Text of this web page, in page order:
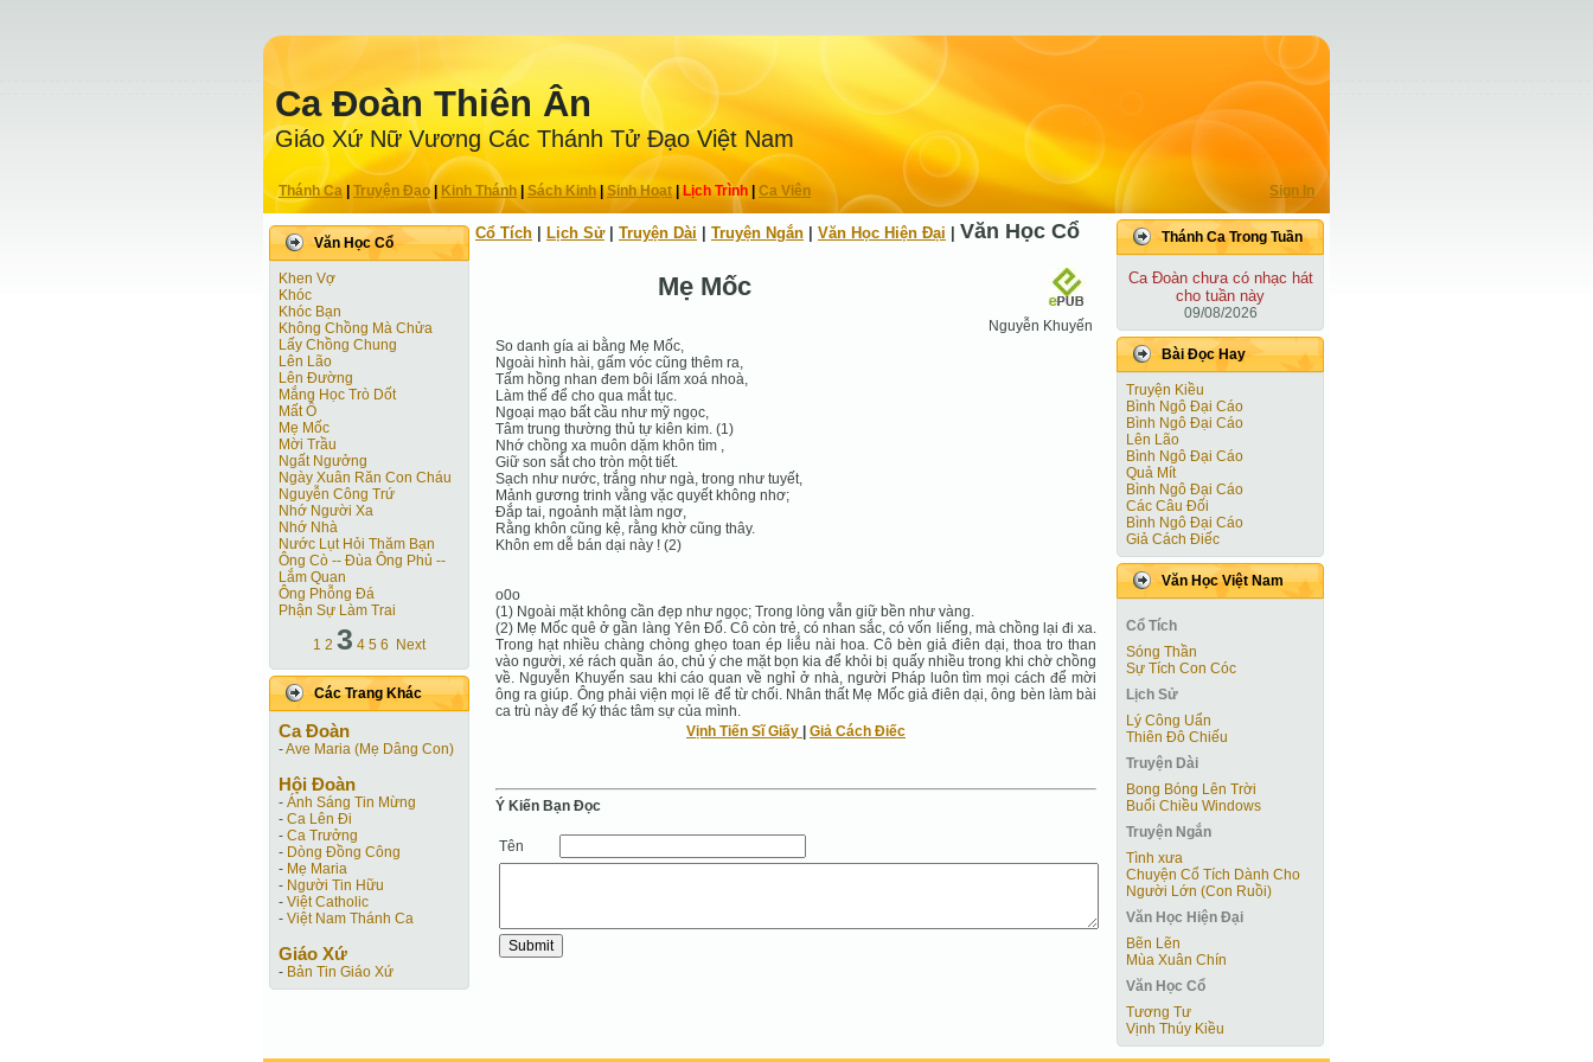
Ca Ðoàn Thiên Ân
Giáo Xứ Nữ Vương Các Thánh Tử Ðạo Việt Nam
Thánh Ca Truyện Ðạo| Kinh Thánh Sách Kinh|Sinh Hoạt| Lịch Trình Ca Viên Sign In
Văn Học Cổ
Khen Vợ
Khóc
Khóc Bạn
Không Chồng Mà Chửa
Lấy Chồng Chung
Lên Lão
Lên Đường
Mắng Học Trò Dốt
Mất Ô
Mẹ Mốc
Mời Trầu
Ngất Ngưởng
Ngày Xuân Răn Con Cháu
Nguyễn Công Trứ
Nhớ Người Xa
Nhớ Nhà
Nước Lụt Hỏi Thăm Bạn
Ông Cò -- Đùa Ông Phủ --
Lắm Quan
Ông Phỗng Đá
Phận Sự Làm Trai
1 2 3 4 5 6 Next
Các Trang Khác
Ca Ðoàn
-Ave Maria (Mẹ Dâng Con)
Hội Ðoàn
- Ánh Sáng Tin Mừng
- Ca Lên Đi
- Ca Trưởng
- Dòng Đồng Công
- Mẹ Maria
- Người Tin Hữu
- Việt Catholic
- Việt Nam Thánh Ca
Giáo Xứ
- Bản Tin Giáo Xứ
Cổ Tích Lịch Sử| Truyện Dài Truyện Ngắn Văn Học Hiện Ðại Văn Học Cổ
Mẹ Mốc
Nguyễn Khuyến
So danh gía ai bằng Mẹ Mốc,
Ngoài hình hài, gấm vóc cũng thêm ra,
Tấm hồng nhan đem bôi lấm xoá nhoà,
Làm thế để cho qua mắt tục.
Ngoại mạo bất cầu như mỹ ngọc,
Tâm trung thường thủ tự kiên kim. (1)
Nhớ chồng xa muôn dặm khôn tìm ,
Giữ son sắt cho tròn một tiết.
Sạch như nước, trắng như ngà, trong như tuyết,
Mảnh gương trinh vằng vặc quyết không nhơ;
Đắp tai, ngoảnh mặt làm ngơ,
Rằng khôn cũng kệ, rằng khờ cũng thây.
Khôn em dễ bán dại này ! (2)
o0o
(1) Ngoài mặt không cần đẹp như ngọc; Trong lòng vẫn giữ bền như vàng.
(2) Mẹ Mốc quê ở gần làng Yên Đổ. Cô còn trẻ, có nhan sắc, có vốn liếng, mà chồng lại đi xa.
Trong hạt nhiều chàng chòng ghẹo toan ép liễu nài hoa. Cô bèn giả điên dại, thoa tro than
vào người, xé rách quần áo, chủ ý che mặt bọn kia để khỏi bị quấy nhiều trong khi chờ chồng
về. Nguyễn Khuyến sau khi cáo quan về nghỉ ở nhà, người Pháp luôn tìm mọi cách để mời
ông ra giúp. Ông phải viện mọi lẽ để từ chối. Nhân thất Mẹ Mốc giả điên dại, ông bèn làm bài
ca trù này để ký thác tâm sự của mình.
Vịnh Tiến Sĩ Giấy
Giả Cách Điếc
Ý Kiến Bạn Ðọc
Tên
Thánh Ca Trong Tuần
Ca Ðoàn chưa có nhạc hát
cho tuần này
09/08/2026
Bài Ðọc Hay
Truyện Kiều
Bình Ngô Đại Cáo
Bình Ngô Đại Cáo
Lên Lão
Bình Ngô Đại Cáo
Quả Mít
Bình Ngô Đại Cáo
Các Câu Đối
Bình Ngô Đại Cáo
Giả Cách Điếc
Văn Học Việt Nam
Cổ Tích
Sóng Thần
Sự Tích Con Cóc
Lịch Sử
Lý Công Uẩn
Thiên Đô Chiếu
Truyện Dài
Bong Bóng Lên Trời
Buổi Chiều Windows
Truyện Ngắn
Tình xưa
Chuyện Cổ Tích Dành Cho
Người Lớn (Con Ruồi)
Văn Học Hiện Ðại
Bẽn Lẽn
Mùa Xuân Chín
Văn Học Cổ
Tương Tư
Vịnh Thúy Kiều